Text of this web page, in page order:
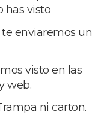
has visto
enviaremos un
visto en las
web.
ni carton.
precio